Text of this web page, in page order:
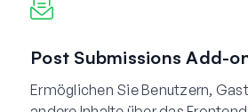
Post Submissions Add-
Ermöglichen Sie Benutzern,